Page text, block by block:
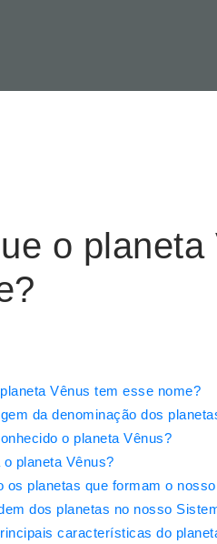
o
Vênus tem esse nome?
da denominação dos
o planeta Vênus?
planeta Vênus?
os planetas que formam o
dos planetas no nosso
características do